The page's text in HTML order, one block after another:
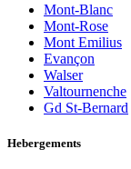
Mont-Blanc
Mont-Rose
Mont Emilius
Evançon
Walser
Valtournenche
Gd St-Bernard
Hebergements